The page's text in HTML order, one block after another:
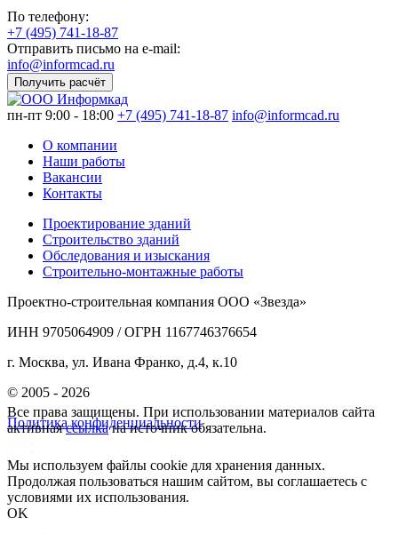
По телефону:
+7 (495) 741-18-87
Отправить письмо на e-mail:
info@informcad.ru
Получить расчёт
пн-пт 9:00 - 18:00 +7 (495) 741-18-87 info@informcad.ru
О компании
Наши работы
Вакансии
Контакты
Проектирование зданий
Строительство зданий
Обследования и изыскания
Строительно-монтажные работы
Проектно-строительная компания ООО «Звезда»
ИНН 9705064909 / ОГРН 1167746376654
г. Москва, ул. Ивана Франко, д.4, к.10
© 2005 - 2026
Политика конфиденциальности
Все права защищены. При использовании материалов сайта
активнаяссылкана источник обязательна.
Мы используем файлы cookie для хранения данных.
Продолжая пользоваться нашим сайтом, вы соглашаетесь с
условиями их использования.
OK